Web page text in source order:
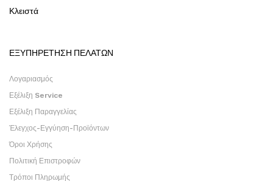
Κλειστά
ΕΞΥΠΗΡΕΤΗΣΗ ΠΕΛΑΤΩΝ
Λογαριασμός
Εξέλιξη Service
Εξέλιξη Παραγγελίας
Έλεγχος-Εγγύηση-Προϊόντων
Όροι Χρήσης
Πολιτική Επιστροφών
Τρόποι Πληρωμής